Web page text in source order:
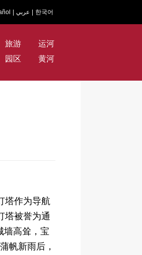
عربي 한국어
旅游
运河
园区 黄河
塔作为导航
塔被誉为通
墙高耸，宝
帆新雨后，